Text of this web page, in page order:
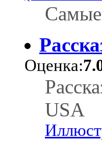
Самые
Оценка:
USA